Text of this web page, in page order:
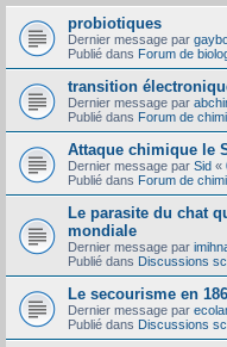
probiotiques
Dernier message par
Publié dans Forum de
transition
Dernier message par
Publié dans Forum de
Attaque chimique le
Dernier message par Sid «
Publié dans Forum de
Le parasite du chat
mondiale
Dernier message par
Publié dans Discussions
Le secourisme en
Dernier message par
Publié dans Discussions